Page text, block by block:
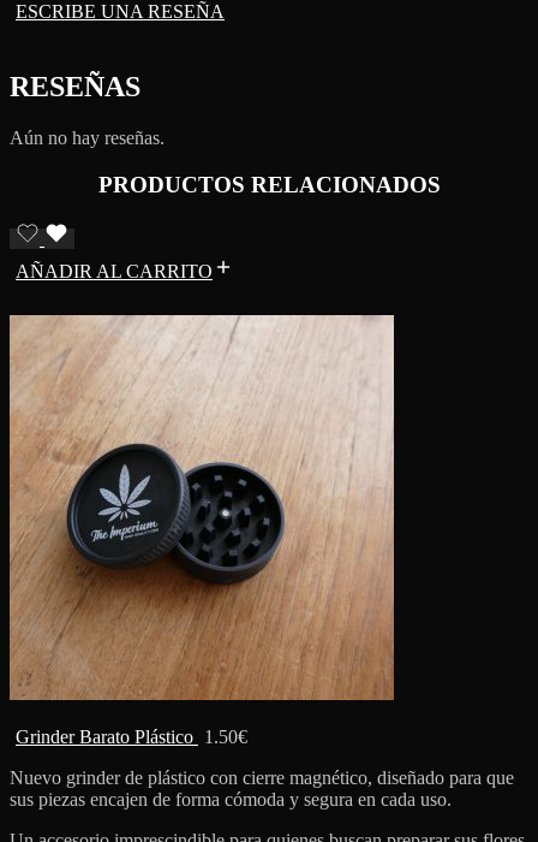
ESCRIBE UNA RESEÑA
RESEÑAS
Aún no hay reseñas.
PRODUCTOS RELACIONADOS
AÑADIR AL CARRITO
Grinder Barato Plástico 1.50€
Nuevo grinder de plástico con cierre magnético, diseñado para que
sus piezas encajen de forma cómoda y segura en cada uso.